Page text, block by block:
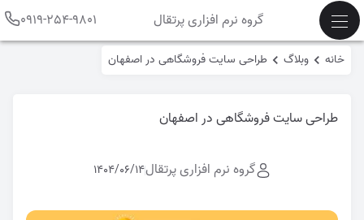
گروه نرم افزاری پرتقال 0919-254-9801
خانه وبلاگ طراحی سایت فروشگاهی در اصفهان
طراحی سایت فروشگاهی در اصفهان
گروه نرم افزاری پرتقال1404/06/14